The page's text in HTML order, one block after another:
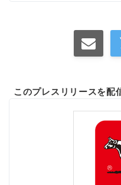
このプレスリリースを配